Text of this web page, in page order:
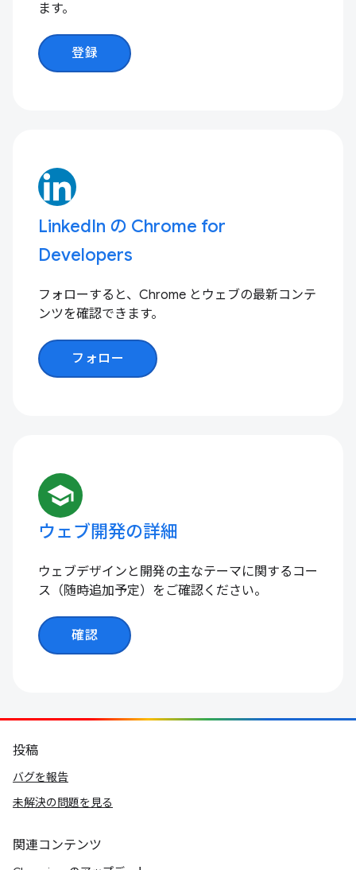
ます。
登録
LinkedIn の Chrome for
Developers
フォローすると、Chrome とウェブの最新コンテ
ンツを確認できます。
フォロー
school
ウェブ開発の詳細
ウェブデザインと開発の主なテーマに関するコー
ス（随時追加予定）をご確認ください。
確認
投稿
バグを報告
未解決の問題を見る
関連コンテンツ